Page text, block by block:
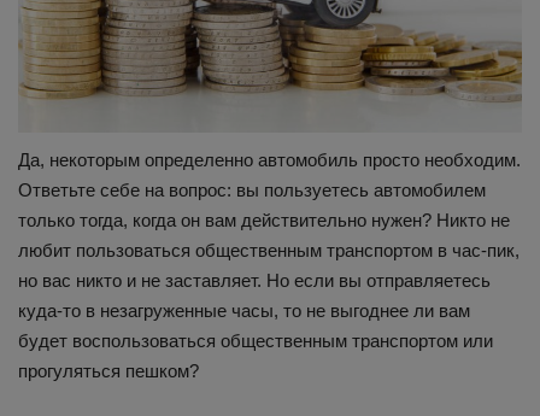
Да, некоторым определенно автомобиль просто необходим.
Ответьте себе на вопрос: вы пользуетесь автомобилем
только тогда, когда он вам действительно нужен? Никто не
любит пользоваться общественным транспортом в час-пик,
но вас никто и не заставляет. Но если вы отправляетесь
куда-то в незагруженные часы, то не выгоднее ли вам
будет воспользоваться общественным транспортом или
прогуляться пешком?